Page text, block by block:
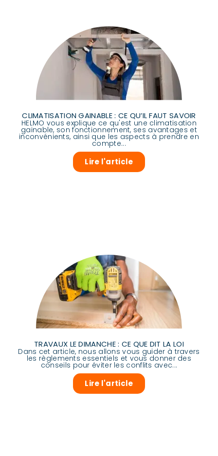
CLIMATISATION GAINABLE : CE QU’IL FAUT SAVOIR
HELMO vous explique ce qu'est une climatisation
gainable, son fonctionnement, ses avantages et
inconvénients, ainsi que les aspects à prendre en
compte...
Lire l'article
TRAVAUX LE DIMANCHE : CE QUE DIT LA LOI
Dans cet article, nous allons vous guider à travers
les règlements essentiels et vous donner des
conseils pour éviter les conflits avec...
Lire l'article